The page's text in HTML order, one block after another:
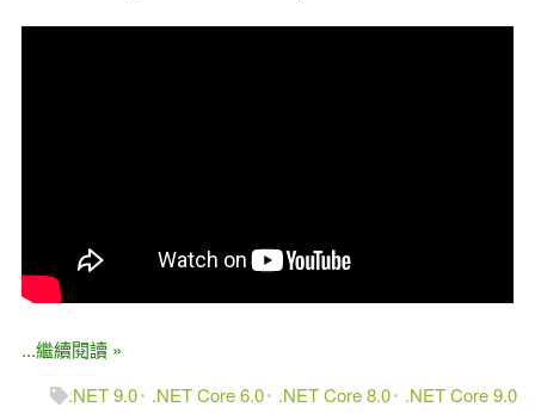
...繼續閱讀 »
.NET 9.0
.NET Core 6.0 .NET Core 8.0
.NET Core 9.0